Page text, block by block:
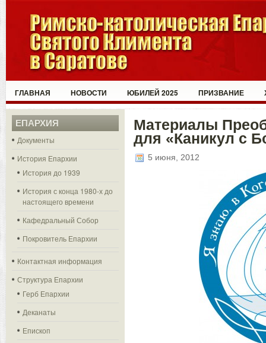
ГЛАВНАЯ НОВОСТИ ЮБИЛЕЙ 2025 ПРИЗВАНИЕ
ЕПАРХИЯ
Документы
История Епархии
История до 1939
История с конца 1980-х до
настоящего времени
Кафедральный Собор
Покровитель Епархии
Контактная информация
Структура Епархии
Герб Епархии
Деканаты
Епископ
Материалы
для «Каникул с
5 июня, 2012